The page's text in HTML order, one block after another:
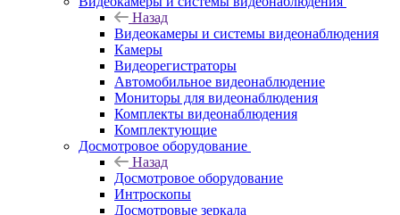
Назад
Видеокамеры и системы видеонаблюдения
Камеры
Видеорегистраторы
Автомобильное видеонаблюдение
Мониторы для видеонаблюдения
Комплекты видеонаблюдения
Комплектующие
Досмотровое оборудование
Назад
Досмотровое оборудование
Интроскопы
Досмотровые зеркала